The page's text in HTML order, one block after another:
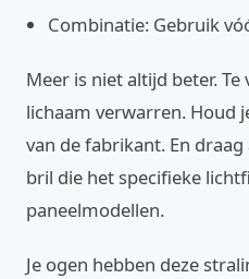
Combinatie: Gebruik
Meer is niet altijd beter.
lichaam verwarren. Houd
van de fabrikant. En
bril die het specifieke
paneelmodellen.
Je ogen hebben deze